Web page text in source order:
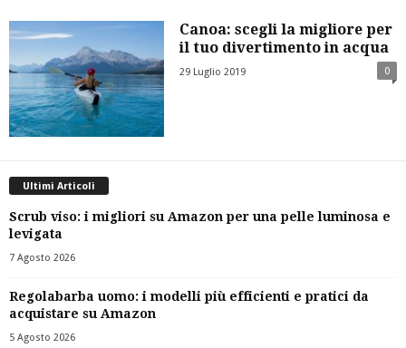
Canoa: scegli la migliore per
il tuo divertimento in acqua
29 Luglio 2019 0
Ultimi Articoli
Scrub viso: i migliori su Amazon per una pelle luminosa e
levigata
7 Agosto 2026
Regolabarba uomo: i modelli più efficienti e pratici da
acquistare su Amazon
5 Agosto 2026